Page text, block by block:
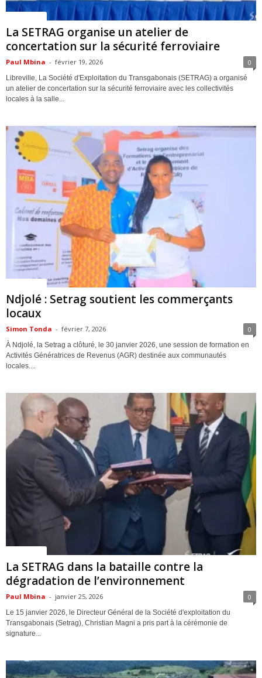
La SETRAG organise un atelier de
concertation sur la sécurité ferroviaire
Paul Mbina - février 19, 2026 0
Libreville, La Société d'Exploitation du Transgabonais (SETRAG) a organisé
un atelier de concertation sur la sécurité ferroviaire avec les collectivités
locales à la salle...
Ndjolé : Setrag soutient les commerçants
locaux
Simon Tonda - février 7, 2026 0
À Ndjolé, la Setrag a clôturé, le 30 janvier 2026, une session de formation en
Activités Génératrices de Revenus (AGR) destinée aux communautés
locales....
La SETRAG dans la bataille contre la
dégradation de l’environnement
Paul Mbina - janvier 25, 2026 0
Le 15 janvier 2026, le Directeur Général de la Société d'exploitation du
Transgabonais (Setrag), Christian Magni a pris part à la cérémonie de
signature...